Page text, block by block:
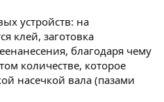
устройств: на
клей, заготовка
благодаря чему
количестве, которое
насечкой вала (пазами